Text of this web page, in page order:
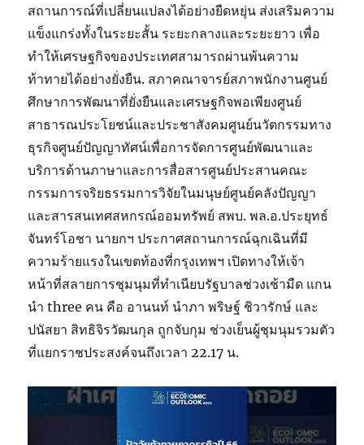
สถานการณ์ที่เปลี่ยนแปลงได้อย่างยืดหยุ่น ส่งเสริมความ
แข็งแกร่งทั้งในระยะสั้น ระยะกลางและระยะยาว เพื่อ
ทำให้เศรษฐกิจของประเทศสามารถผ่านพ้นความ
ท้าทายได้อย่างยั่งยืน. สภาคณาจารย์สภาพนักงานศูนย์
ศึกษาการพัฒนาที่ยั่งยืนและเศรษฐกิจพอเพียงศูนย์
สาธารณประโยชน์และประชาสังคมศูนย์นวัตกรรมทาง
ธุรกิจศูนย์ปัญญาทัศน์เพื่อการจัดการศูนย์พัฒนาและ
บริการด้านภาษาและการสื่อสารศูนย์ประสานคณะ
กรรมการจริยธรรมการวิจัยในมนุษย์ศูนย์คลังปัญญา
และสารสนเทศสหกรณ์ออมทรัพย์ สพบ. พล.อ.ประยุทธ์
จันทร์โอชา นายกฯ ประกาศสถานการณ์ฉุกเฉินที่มี
ความร้ายแรงในเขตท้องที่กรุงเทพฯ เปิดทางให้เจ้า
หน้าที่สลายการชุมนุมที่ทำเนียบรัฐบาลช่วงเช้ามืด แกน
นำ three คน คือ อานนท์ นำภา พริษฐ์ ชิวารักษ์ และ
ปนัสยา สิทธิจิรวัฒนกุล ถูกจับกุม ช่วงเย็นผู้ชุมนุมรวมตัว
ที่แยกราชประสงค์จนถึงเวลา 22.17 น.